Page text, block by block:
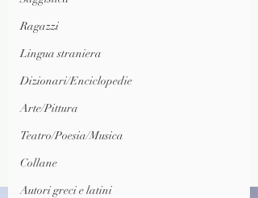
Ragazzi
Lingua straniera
Dizionari/Enciclopedie
Arte/Pittura
Teatro/Poesia/Musica
Collane
Autori greci e latini